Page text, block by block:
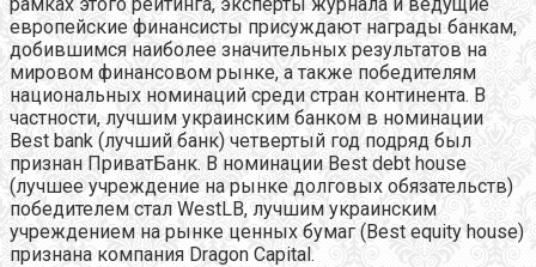
европейские финансисты присуждают награды банкам,
добившимся наиболее значительных результатов на
мировом финансовом рынке, а также победителям
национальных номинаций среди стран континента. В
частности, лучшим украинским банком в номинации
Best bank (лучший банк) четвертый год подряд был
признан ПриватБанк. В номинации Best debt house
(лучшее учреждение на рынке долговых обязательств)
победителем стал WestLB, лучшим украинским
учреждением на рынке ценных бумаг (Best equity house)
признана компания Dragon Capital.